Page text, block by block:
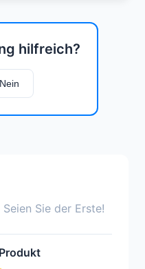
hilfreich?
Nein
Sie der Erste!